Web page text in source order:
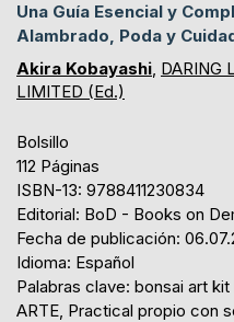
Una Guía Esencial y
Alambrado, Poda y
Akira Kobayashi, DARING
LIMITED (Ed.)
Bolsillo
112 Páginas
ISBN-13: 9788411230834
Editorial: BoD - Books on
Fecha de publicación:
Idioma: Español
Palabras clave: bonsai art
ARTE, Practical propio con